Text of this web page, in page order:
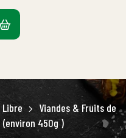
Viandes & Fruits de
(environ 450g )